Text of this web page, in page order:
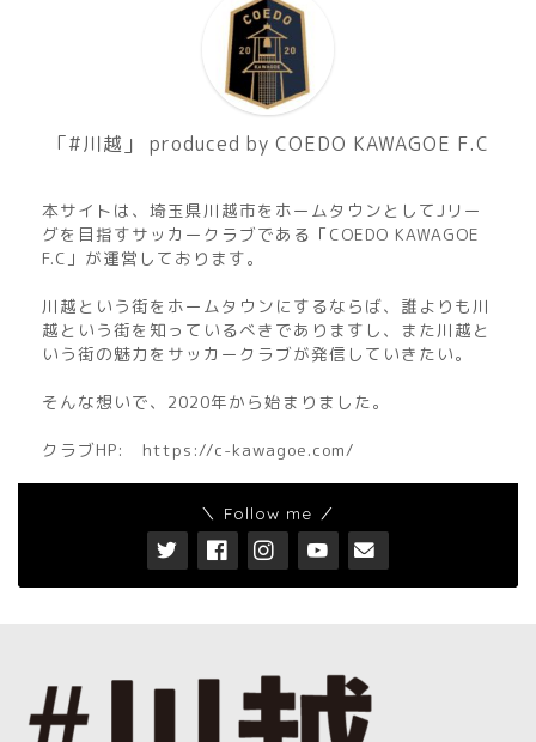
「#川越」 produced by COEDO KAWAGOE F.C
本サイトは、埼玉県川越市をホームタウンとしてJリー
グを目指すサッカークラブである「COEDO KAWAGOE
F.C」が運営しております。
川越という街をホームタウンにするならば、誰よりも川
越という街を知っているべきでありますし、また川越と
いう街の魅力をサッカークラブが発信していきたい。
そんな想いで、2020年から始まりました。
クラブHP: https://c-kawagoe.com/
＼ Follow me ／